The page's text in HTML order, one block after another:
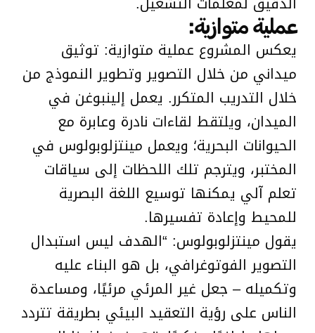
عملية متوازية:
يعكس المشروع عملية متوازية: توثيق
ميداني من خلال التصوير وتطوير النموذج من
خلال التدريب المتكرر. يعمل إلينبوغن في
الميدان، ويلتقط لقاءات نادرة وعابرة مع
الحيوانات البحرية؛ ويعمل مينتزلوبولوس في
المختبر، ويترجم تلك اللحظات إلى سياقات
تعلم آلي يمكنها توسيع اللغة البصرية
للمحيط وإعادة تفسيرها.
يقول مينتزلوبولوس: “الهدف ليس استبدال
التصوير الفوتوغرافي، بل هو البناء عليه
وتكميله – جعل غير المرئي مرئيًا، ومساعدة
الناس على رؤية التعقيد البيئي بطريقة تتردد